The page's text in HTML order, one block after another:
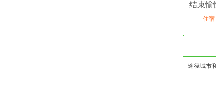
结束愉
住宿
途径城市